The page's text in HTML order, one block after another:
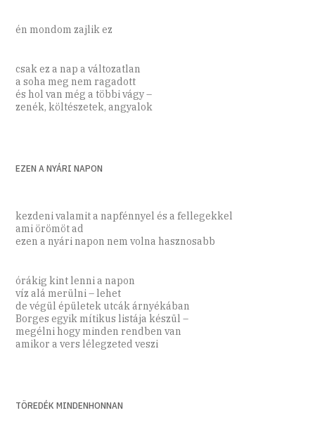
én mondom zajlik ez
csak ez a nap a változatlan
a soha meg nem ragadott
és hol van még a többi vágy –
zenék, költészetek, angyalok
EZEN A NYÁRI NAPON
kezdeni valamit a napfénnyel és a fellegekkel
ami örömöt ad
ezen a nyári napon nem volna hasznosabb
órákig kint lenni a napon
víz alá merülni – lehet
de végül épületek utcák árnyékában
Borges egyik mítikus listája készül –
megélni hogy minden rendben van
amikor a vers lélegzeted veszi
TÖREDÉK MINDENHONNAN